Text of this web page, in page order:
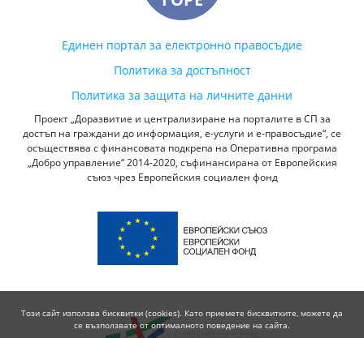
Единен портал за електронно правосъдие
Политика за достъпност
Политика за защита на личните данни
Проект „Доразвитие и централизиране на порталите в СП за
достъп на граждани до информация, е-услуги и е-правосъдие“, се
осъществява с финансовата подкрепа на Оперативна програма
„Добро управление“ 2014-2020, съфинансирана от Европейския
съюз чрез Европейския социален фонд
Този сайт използва бисквитки (cookies). Като приемете бисквитките, можете да
се възползвате от оптималното поведение на сайта.